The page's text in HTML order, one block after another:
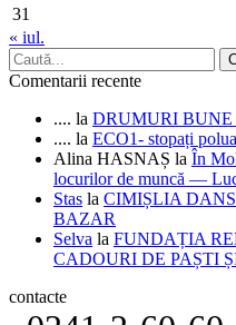
31
« iul.
Comentarii recente
.... la DRUMURI
.... la ECO1- stopați
Alina HASNAȘ la În
locurilor de muncă —
Stas la CIMIȘLIA
BAZAR
Selva la FUNDAȚIA
CADOURI DE PAȘTI
contacte